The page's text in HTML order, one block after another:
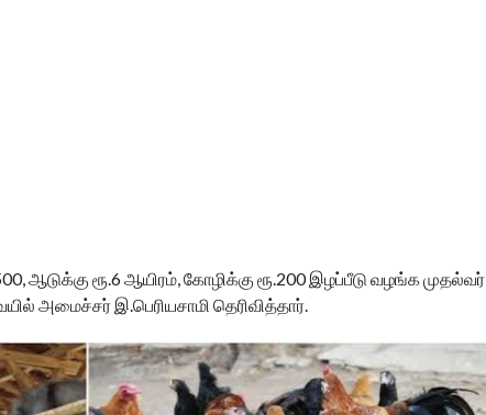
ஆடுக்கு ரூ.6 ஆயிரம், கோழிக்கு ரூ.200 இழப்பீடு வழங்க முதல்வர்
அமைச்சர் இ.பெரியசாமி தெரிவித்தார்.